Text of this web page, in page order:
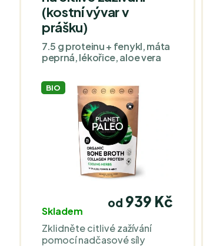
(kostní vývar v
prášku)
7.5 g proteinu + fenykl, máta
peprná, lékořice, aloe vera
BIO
Skladem
od 939 Kč
Zklidněte citlivé zažívání
pomocí nadčasové síly